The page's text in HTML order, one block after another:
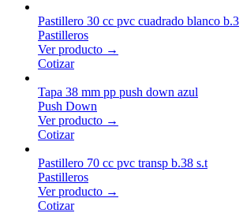
Pastillero 30 cc pvc cuadrado blanco b.3
Pastilleros
Ver producto →
Cotizar
Tapa 38 mm pp push down azul
Push Down
Ver producto →
Cotizar
Pastillero 70 cc pvc transp b.38 s.t
Pastilleros
Ver producto →
Cotizar